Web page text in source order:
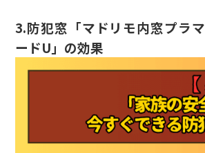
3.防犯窓「マドリモ内窓プラマ
ードU」の効果